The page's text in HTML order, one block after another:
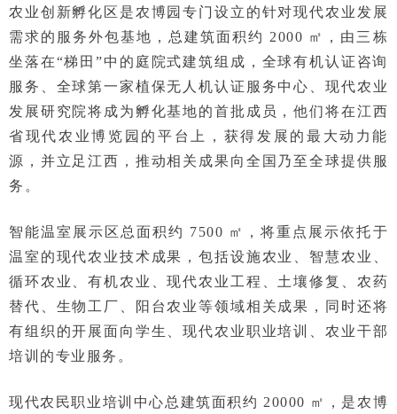
农业创新孵化区是农博园专门设立的针对现代农业发展
需求的服务外包基地，总建筑面积约 2000 ㎡，由三栋
坐落在“梯田”中的庭院式建筑组成，全球有机认证咨询
服务、全球第一家植保无人机认证服务中心、现代农业
发展研究院将成为孵化基地的首批成员，他们将在江西
省现代农业博览园的平台上，获得发展的最大动力能
源，并立足江西，推动相关成果向全国乃至全球提供服
务。
智能温室展示区总面积约 7500 ㎡，将重点展示依托于
温室的现代农业技术 成果，包括设施农业、智慧农业、
循环农业、有机农业、现代农业工程、土壤修复、农药
替代、生物工厂、阳台农业等领域相关成果，同时还将
有组织的开展面向学生、现代农业职业培训、农业干部
培训的专业服务。
现代农民职业培训中心总建筑面积约 20000 ㎡，是农博